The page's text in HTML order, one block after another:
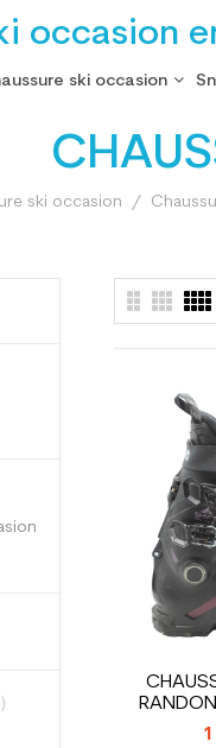
occasion
ski occasion
ski occasion